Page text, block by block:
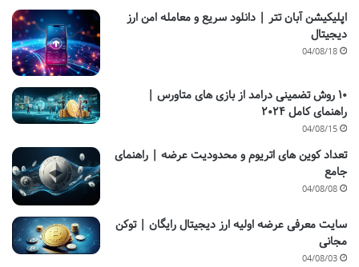
اپلیکیشن آبان تتر | دانلود سریع و معامله امن ارز
دیجیتال
04/08/18
۱۰ روش تضمینی درامد از بازی های متاورس |
راهنمای کامل ۲۰۲۴
04/08/15
تعداد کوین های اتریوم و محدودیت عرضه | راهنمای
جامع
04/08/08
سایت معرفی عرضه اولیه ارز دیجیتال رایگان | توکن
مجانی
04/08/03